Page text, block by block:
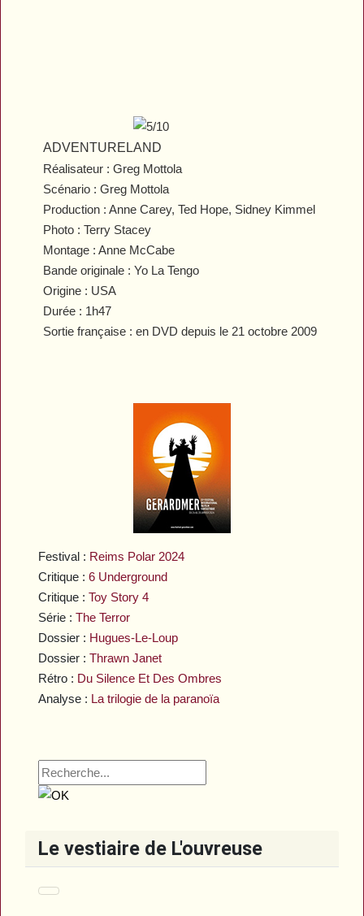
Festival : Reims Polar 2024
Critique :6 Underground
Critique :Toy Story 4
Série :The Terror
Dossier : Hugues-Le-Loup
Dossier :Thrawn Janet
Rétro : Du Silence Et Des Ombres
Analyse : La trilogie de la paranoïa
Le vestiaire de L'ouvreuse
ADVENTURELAND
Réalisateur : Greg Mottola
Scénario : Greg Mottola
Production : Anne Carey, Ted Hope, Sidney Kimmel
Photo : Terry Stacey
Montage : Anne McCabe
Bande originale : Yo La Tengo
Origine : USA
Durée : 1h47
Sortie française : en DVD depuis le 21 octobre 2009